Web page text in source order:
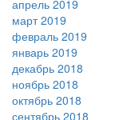
апрель 2019
март 2019
февраль 2019
январь 2019
декабрь 2018
ноябрь 2018
октябрь 2018
сентябрь 2018